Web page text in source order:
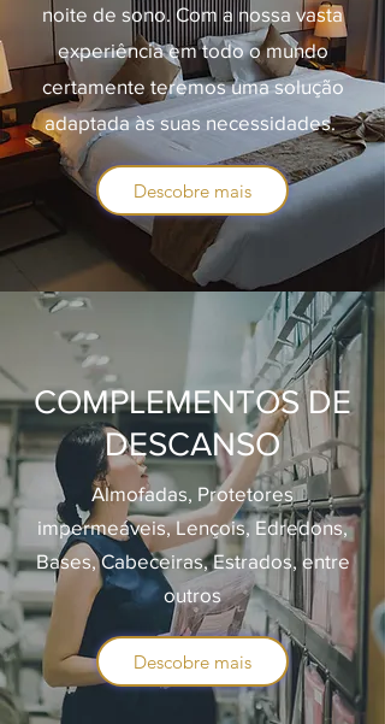
noite de sono. Com a nossa vasta
experiência em todo o mundo
certamente teremos uma solução
adaptada às suas necessidades.
Descobre mais
COMPLEMENTOS DE
DESCANSO
Almofadas, Protetores
impermeáveis, Lençois, Edredons,
Bases, Cabeceiras, Estrados, entre
outros
Descobre mais